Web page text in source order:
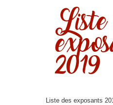
2019
Liste des exposants